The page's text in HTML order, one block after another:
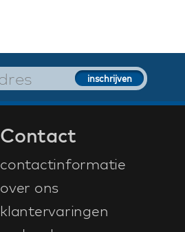
Contact
contactinformatie
over ons
klantervaringen